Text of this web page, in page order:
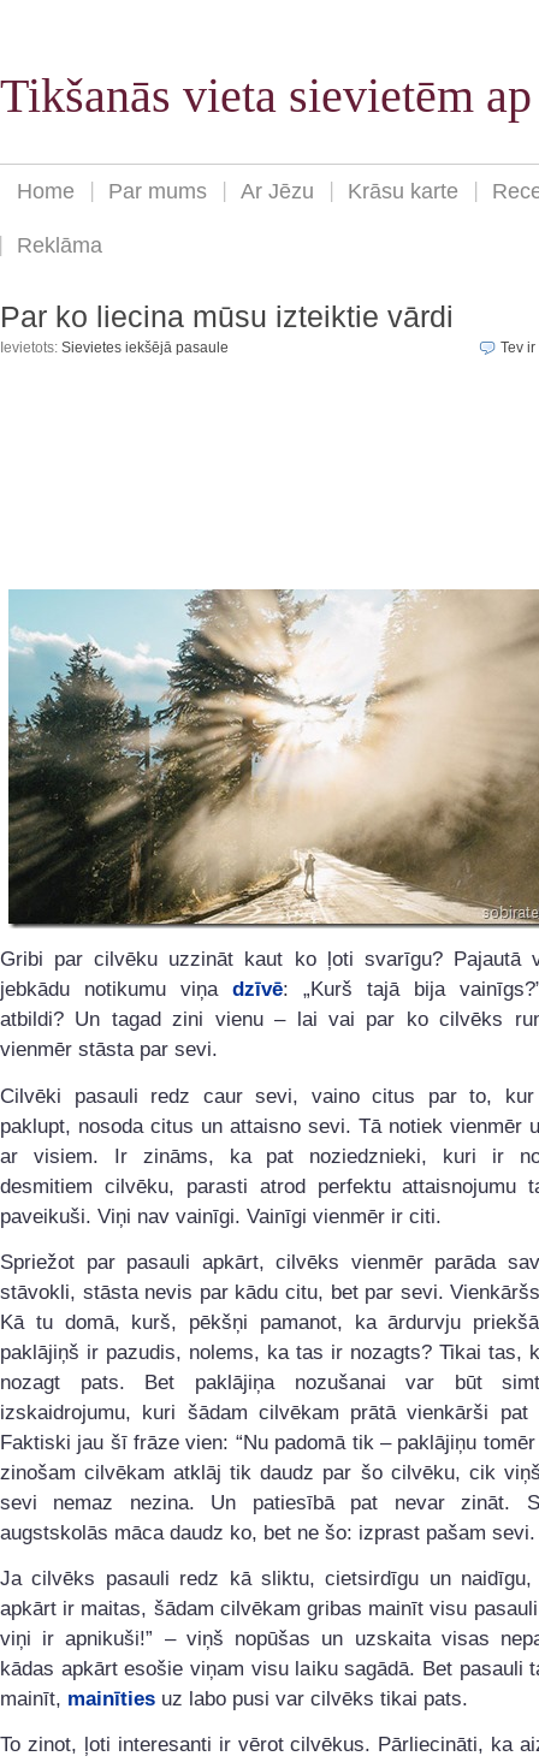
Tikšanās vieta sievietēm
Home Par mums Ar Jēzu Krāsu karte
Reklāma
Par ko liecina mūsu izteiktie vārdi
Ievietots: Sievietes iekšējā pasaule Tev ir
Gribi par cilvēku uzzināt kaut ko ļoti svarīgu? Pajautā
jebkādu notikumu viņa dzīvē: „Kurš tajā bija
atbildi? Un tagad zini vienu – lai vai par ko cilvēks
vienmēr stāsta par sevi.
Cilvēki pasauli redz caur sevi, vaino citus par to,
paklupt, nosoda citus un attaisno sevi. Tā notiek vienmēr
ar visiem. Ir zināms, ka pat noziedznieki, kuri ir
desmitiem cilvēku, parasti atrod perfektu attaisnojumu
paveikuši. Viņi nav vainīgi. Vainīgi vienmēr ir citi.
Spriežot par pasauli apkārt, cilvēks vienmēr parāda
stāvokli, stāsta nevis par kādu citu, bet par sevi.
Kā tu domā, kurš, pēkšņi pamanot, ka ārdurvju
paklājiņš ir pazudis, nolems, ka tas ir nozagts? Tikai tas,
nozagt pats. Bet paklājiņa nozušanai var būt
izskaidrojumu, kuri šādam cilvēkam prātā vienkārši pat
Faktiski jau šī frāze vien: “Nu padomā tik – paklājiņu tomēr
zinošam cilvēkam atklāj tik daudz par šo cilvēku, cik
sevi nemaz nezina. Un patiesībā pat nevar zināt.
augstskolās māca daudz ko, bet ne šo: izprast pašam sevi.
Ja cilvēks pasauli redz kā sliktu, cietsirdīgu un
apkārt ir maitas, šādam cilvēkam gribas mainīt visu
viņi ir apnikuši!” – viņš nopūšas un uzskaita visas
kādas apkārt esošie viņam visu laiku sagādā. Bet pasauli
mainīt, mainīties uz labo pusi var cilvēks tikai pats.
To zinot, ļoti interesanti ir vērot cilvēkus. Pārliecināti, ka